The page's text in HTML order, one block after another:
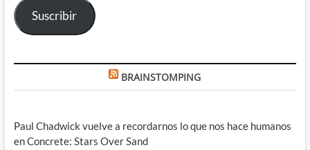
Suscribir
BRAINSTOMPING
Paul Chadwick vuelve a recordarnos lo que nos hace humanos
en Concrete: Stars Over Sand